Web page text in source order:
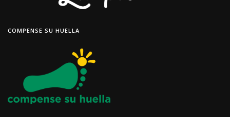
COMPENSE SU HUELLA